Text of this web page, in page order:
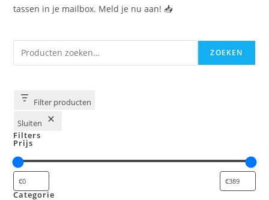
tassen in je mailbox. Meld je nu aan! 📥
Zoeken ZOEKEN
Filter producten
Sluiten
Filters
Prijs
Categorie